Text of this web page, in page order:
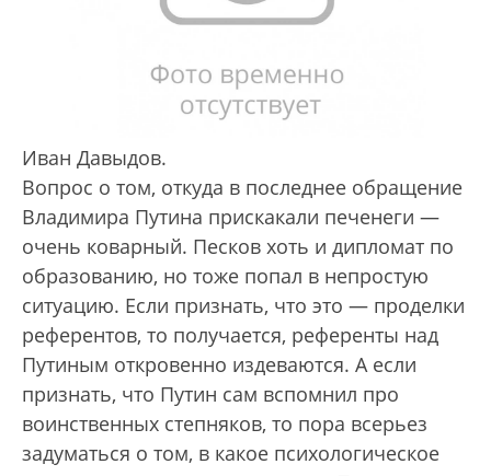
Иван Давыдов.
Вопрос о том, откуда в последнее обращение
Владимира Путина прискакали печенеги —
очень коварный. Песков хоть и дипломат по
образованию, но тоже попал в непростую
ситуацию. Если признать, что это — проделки
референтов, то получается, референты над
Путиным откровенно издеваются. А если
признать, что Путин сам вспомнил про
воинственных степняков, то пора всерьез
задуматься о том, в какое психологическое